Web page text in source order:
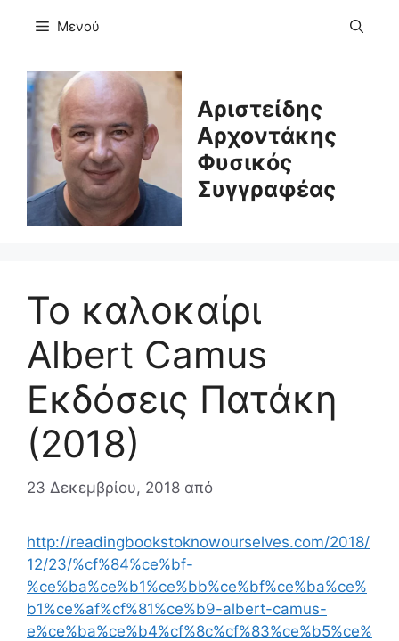
Μενού
Αριστείδης
Αρχοντάκης
Φυσικός
Συγγραφέας
Το καλοκαίρι
Albert Camus
Eκδόσεις Πατάκη
(2018)
23 Δεκεμβρίου, 2018 από
http://readingbookstoknowourselves.com/2018/
12/23/%cf%84%ce%bf-
%ce%ba%ce%b1%ce%bb%ce%bf%ce%ba%ce%
b1%ce%af%cf%81%ce%b9-albert-camus-
e%ce%ba%ce%b4%cf%8c%cf%83%ce%b5%ce%